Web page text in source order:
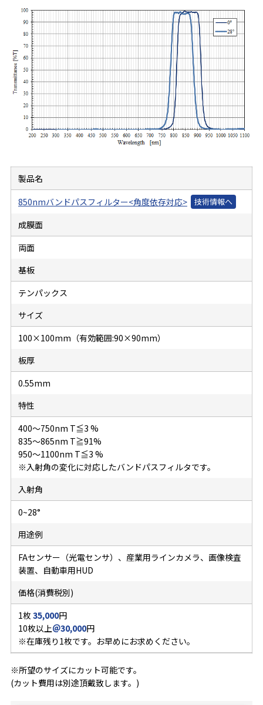
製品名
850nmバンドパスフィルター<角度依存対応>
成膜面
両面
基板
テンパックス
サイズ
100×100mm（有効範囲:90×90mm）
板厚
0.55mm
特性
400～750nm T≦3 %
835～865nm T≧91%
950～1100nm T≦3 %
※入射角の変化に対応したバンドパスフィルタです。
入射角
0~28°
用途例
FAセンサー（光電センサ）、産業用ラインカメラ、画像検査
装置、自動車用HUD
価格(消費税別)
1枚 35,000円
10枚以上＠30,000円
※在庫残り1枚です。 お早めにお求めください。
※所望のサイズにカット可能です。
(カット費用は別途頂戴致します。)